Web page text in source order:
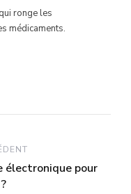
ronge les
médicaments.
pour